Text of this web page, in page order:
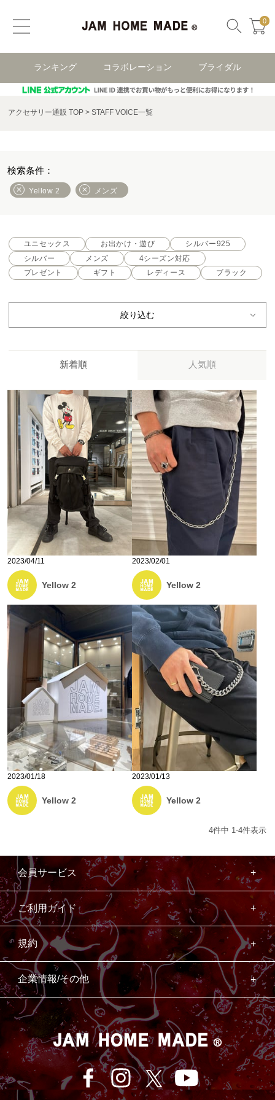
0
ランキング コラボレーション ブライダル
アクセサリー通販 TOP STAFF VOICE一覧
Yellow 2 メンズ
ユニセックス お出かけ・遊び
シルバー925
シルバー
メンズ
4シーズン対応
プレゼント
ギフト レディース ブラック
絞り込む
新着順 人気順
2023/04/11
Yellow 2
2023/02/01
Yellow 2
2023/01/18
Yellow 2
2023/01/13
Yellow 2
4件中 1 -4件表示
会員サービス
ご利用ガイド
規約
企業情報/その他